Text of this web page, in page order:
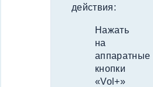
действия:
Нажать
на
аппаратные
кнопки
«Vol+»